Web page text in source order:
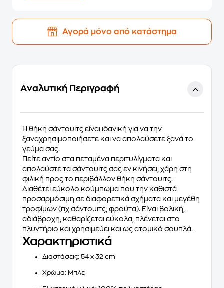
Αγορά μόνο από κατάστημα
Αναλυτική Περιγραφή
H θήκη σάντουιτς είναι ιδανική για να την
ξαναχρησιμοποιήσετε και να απολαύσετε ξανά το
γεύμα σας.
Πείτε αντίο στα πεταμένα περιτυλίγματα και
απολαύστε τα σάντουιτς σας εν κινήσει, χάρη στη
φιλική προς το περιβάλλον θήκη σάντουιτς.
Διαθέτει εύκολο κούμπωμα που την καθιστά
προσαρμόσιμη σε διαφορετικά σχήματα και μεγέθη
τροφίμων (πχ σάντουιτς, φρούτα). Είναι βολική,
αδιάβροχη, καθαρίζεται εύκολα, πλένεται στο
πλυντήριο και χρησιμεύει και ως ατομικό σουπλά.
Χαρακτηριστικά
Διαστάσεις: 54 x 32 cm
Χρώμα: Μπλε